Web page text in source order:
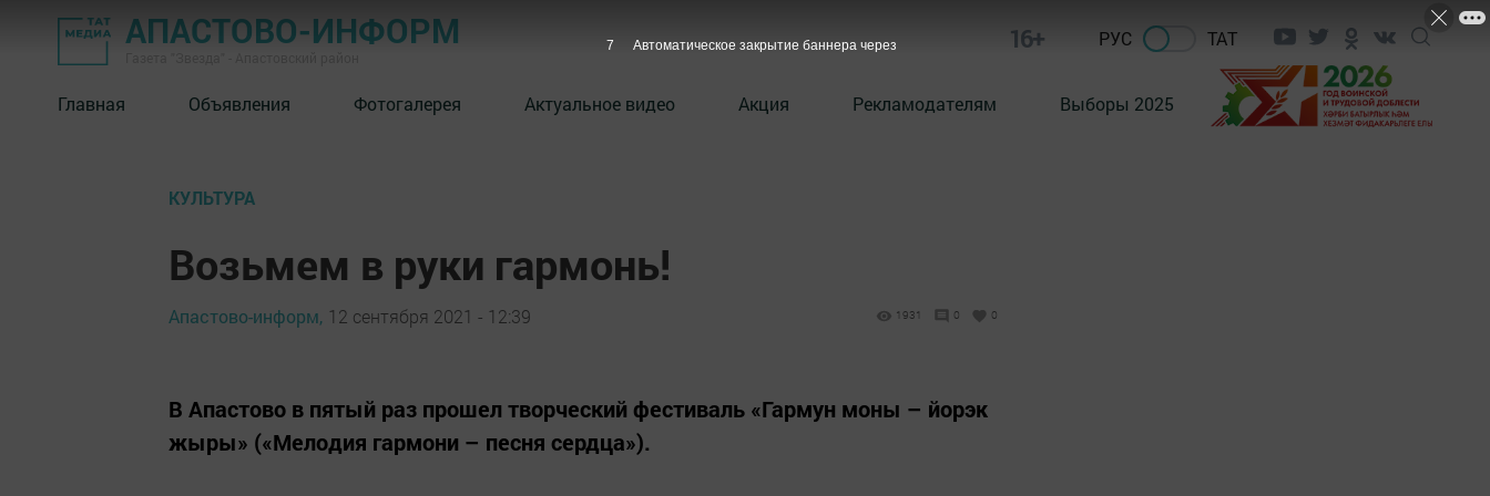
АПАСТОВО-ИНФОРМ 16+ РУС ТАТ
Главная Объявления Фотогалерея Актуальное видео Акция Рекламодателям Выборы 2025
КУЛЬТУРА
Возьмем в руки гармонь!
Апастово-информ, 12 сентября 2021 - 12:39 1931 0 0
В Апастово в пятый раз прошел творческий фестиваль «Гармун моны – йорэк
жыры» («Мелодия гармони – песня сердца»).
6 Автоматическое закрытие баннера через